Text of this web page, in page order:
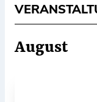
August